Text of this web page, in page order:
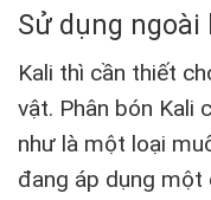
Sử dụng
Kali thì cần thiết
vật. Phân bón Kali
như là một loại
đang áp dụng một